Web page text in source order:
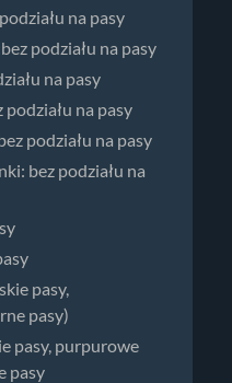
na pasy
podziału na pasy
na pasy
podziału na pasy
podziału na pasy
bez podziału na
pasy,
pasy)
pasy, purpurowe
pasy